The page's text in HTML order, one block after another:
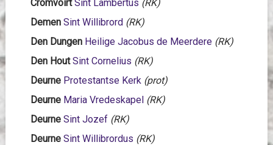
Cromvoirt Sint Lambertus (RK)
Demen Sint Willibrord (RK)
Den Dungen Heilige Jacobus de Meerdere (RK)
Den HoutSint Cornelius (RK)
Deurne Protestantse Kerk (prot)
Deurne Maria Vredeskapel (RK)
Deurne Sint Jozef (RK)
Deurne Sint Willibrordus (RK)